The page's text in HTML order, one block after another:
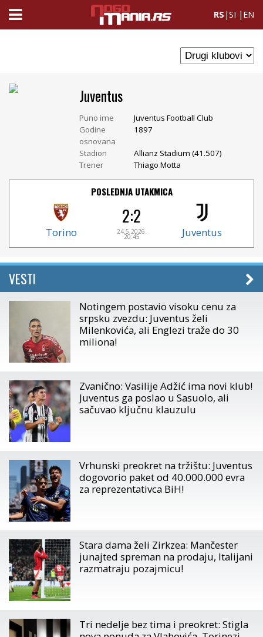
RS |SI | EN
Juventus
Puno ime
Juventus Football Club
Godine
osnovana
1897
Stadion
Allianz Stadium (41.507)
Trener
Thiago Motta
POSLEDNJA UTAKMICA
Torino
2:2
24.5.2026.
20:45 Juventus
VESTI
Notingem postavio visoku cenu za
srpsku zvezdu: Juventus želi
Milenkovića, ali Englezi traže do 30
miliona!
Zvanično: Vasilije Adžić ima novi klub!
Juventus ga poslao u Sasuolo, ali
sačuvao ključnu klauzulu
Vrhunski preokret na tržištu: Juventus
dogovorio paket od 40.000.000 evra
za reprezentativca BiH!
Stara dama želi Zirkzea: Mančester
junajted spreman na prodaju, Italijani
razmatraju pozajmicu!
Tri nedelje bez tima i preokret: Stigla